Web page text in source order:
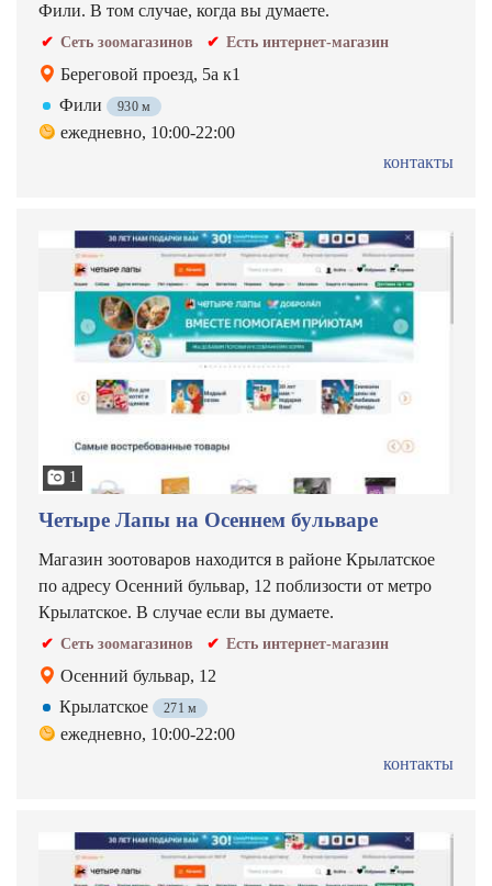
Фили. В том случае, когда вы думаете.
Сеть зоомагазинов Есть интернет-магазин
Береговой проезд, 5а к1
Фили
930 м
ежедневно, 10:00-22:00
контакты
1
Четыре Лапы на Осеннем бульваре
Магазин зоотоваров находится в районе Крылатское
по адресу Осенний бульвар, 12 поблизости от метро
Крылатское. В случае если вы думаете.
Сеть зоомагазинов Есть интернет-магазин
Осенний бульвар, 12
Крылатское
271 м
ежедневно, 10:00-22:00
контакты